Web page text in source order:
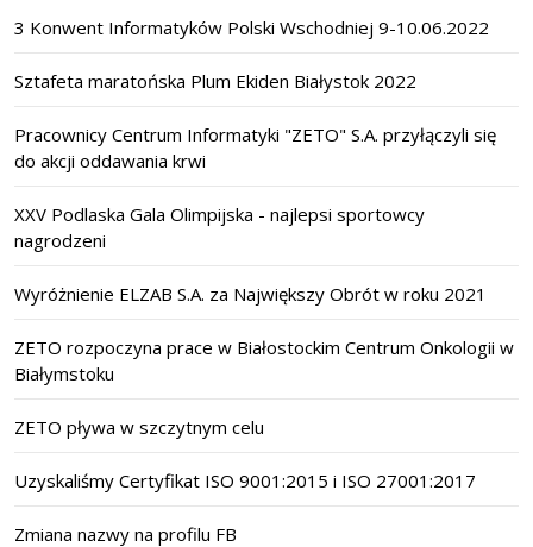
3 Konwent Informatyków Polski Wschodniej 9-10.06.2022
Sztafeta maratońska Plum Ekiden Białystok 2022
Pracownicy Centrum Informatyki "ZETO" S.A. przyłączyli się
do akcji oddawania krwi
XXV Podlaska Gala Olimpijska - najlepsi sportowcy
nagrodzeni
Wyróżnienie ELZAB S.A. za Największy Obrót w roku 2021
ZETO rozpoczyna prace w Białostockim Centrum Onkologii w
Białymstoku
ZETO pływa w szczytnym celu
Uzyskaliśmy Certyfikat ISO 9001:2015 i ISO 27001:2017
Zmiana nazwy na profilu FB